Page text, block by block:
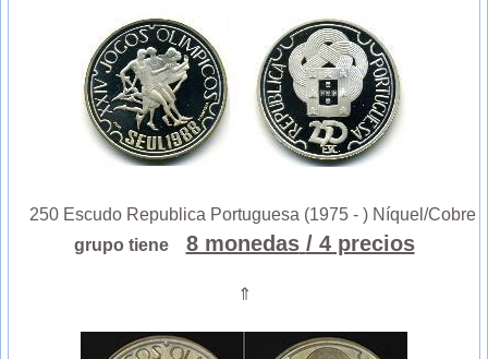
250 Escudo Republica Portuguesa (1975 - ) Níquel/Cobre
grupo tiene
8 monedas / 4 precios
⇑